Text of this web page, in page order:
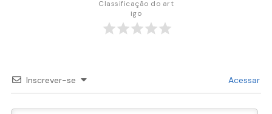
Classificação do art
igo
Inscrever-se Acessar